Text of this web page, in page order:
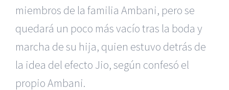
miembros de la familia Ambani, pero se
quedará un poco más vacío tras la boda y
marcha de su hija, quien estuvo detrás de
la idea del efecto Jio, según confesó el
propio Ambani.
|Recursos Administrativos |BGD Abogados Murcia
Abogados Alicante